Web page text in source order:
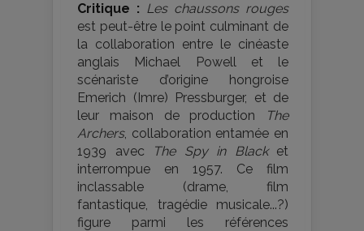
Critique : Les chaussons rouges
est peut-être le point culminant de
la collaboration entre le cinéaste
anglais Michael Powell et le
scénariste d’origine hongroise
Emerich (Imre) Pressburger, et de
leur maison de production
The
Archers, collaboration entamée en
1939 avec
The Spy in Blacket
interrompue en 1957. Ce film
inclassable (drame, film
fantastique, tragédie musicale...?)
figure parmi les références